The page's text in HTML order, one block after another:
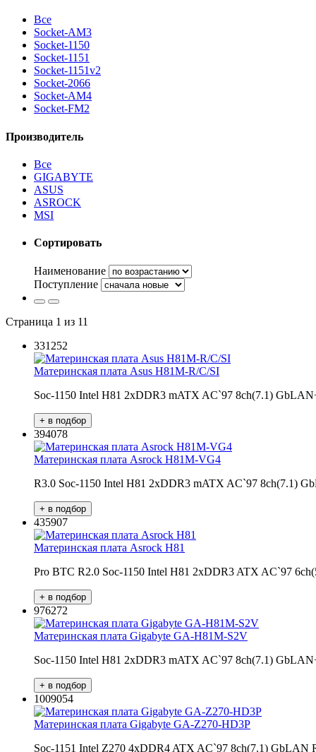
Все
Socket-AM3
Socket-1150
Socket-1151
Socket-1151v2
Socket-2066
Socket-AM4
Socket-FM2
Производитель
Все
GIGABYTE
ASUS
ASROCK
MSI
Сортировать
Наименование
Поступление
Страница 1 из 11
331252
Материнская плата Asus H81M-R/C/SI
Soc-1150 Intel H81 2xDDR3 mATX AC`97 8ch(7.1)
394078
Материнская плата Asrock H81M-VG4
R3.0 Soc-1150 Intel H81 2xDDR3 mATX AC`97 8ch(7.1)
435907
Материнская плата Asrock H81
Pro BTC R2.0 Soc-1150 Intel H81 2xDDR3 ATX AC`97
976272
Материнская плата Gigabyte GA-H81M-S2V
Soc-1150 Intel H81 2xDDR3 mATX AC`97 8ch(7.1)
1009054
Материнская плата Gigabyte GA-Z270-HD3P
Soc-1151 Intel Z270 4xDDR4 ATX AC`97 8ch(7.1)